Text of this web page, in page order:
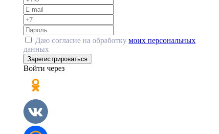
Даю согласие на обработку моих персональных
данных
Зарегистрироваться
Войти через